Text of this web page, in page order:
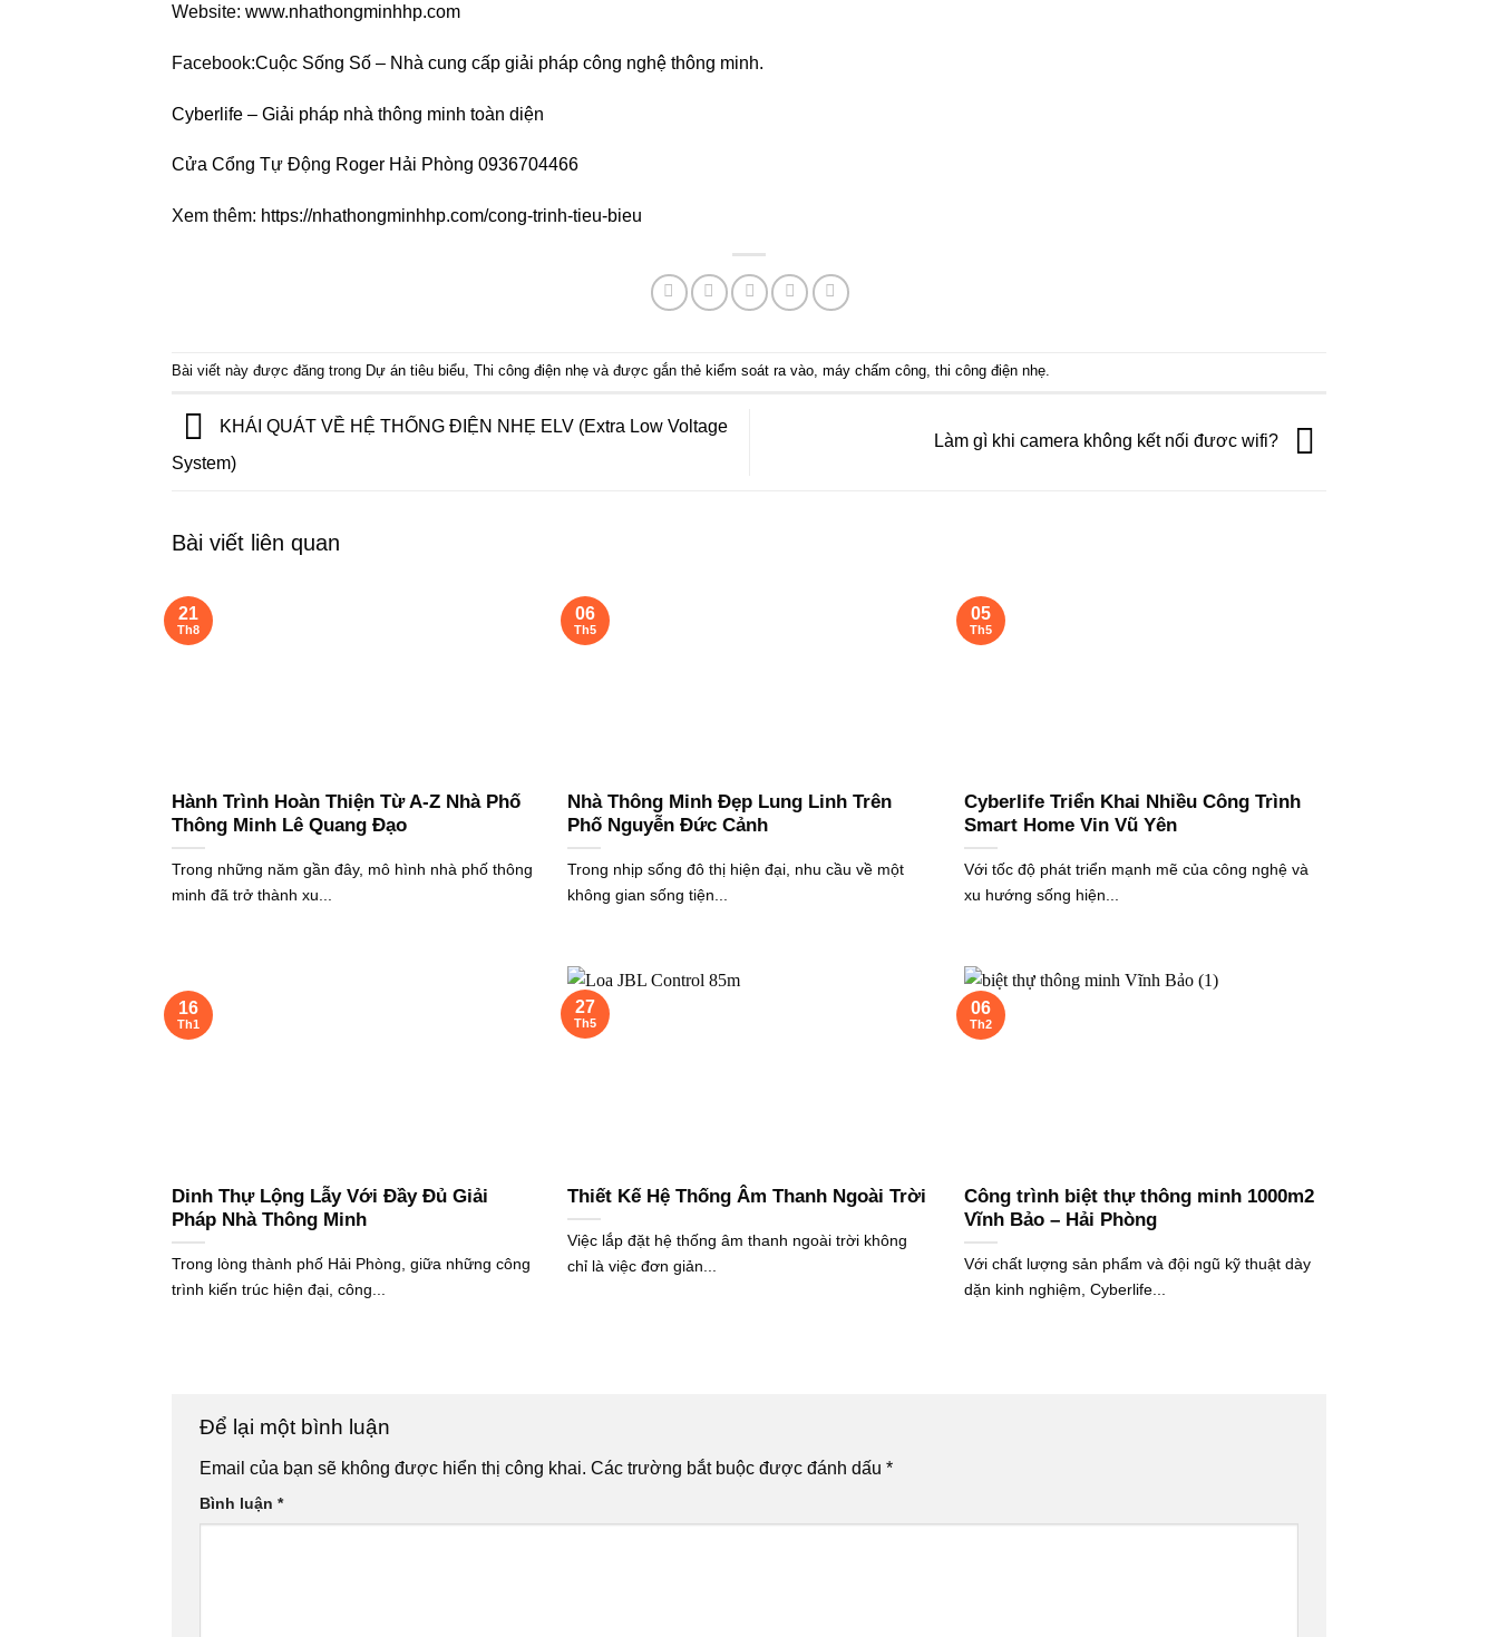
Website: www.nhathongminhhp.com
Facebook:Cuộc Sống Số – Nhà cung cấp giải pháp công nghệ thông minh.
Cyberlife – Giải pháp nhà thông minh toàn diện
Cửa Cổng Tự Động Roger Hải Phòng 0936704466
Xem thêm: https://nhathongminhhp.com/cong-trinh-tieu-bieu
Bài viết này được đăng trong Dự án tiêu biểu, Thi công điện nhẹvà được gắn thẻ kiểm soát ra vào, máy chấm công, thi công điện nhẹ.
KHÁI QUÁT VỀ HỆ THỐNG ĐIỆN NHẸ ELV (Extra Low Voltage
System)
Làm gì khi camera không kết nối đươc wifi?
Bài viết liên quan
Hành Trình Hoàn Thiện Từ A-Z Nhà Phố
Thông Minh Lê Quang Đạo
Trong những năm gần đây, mô hình nhà phố thông
minh đã trở thành xu...
21
Th8
Nhà Thông Minh Đẹp Lung Linh Trên
Phố Nguyễn Đức Cảnh
Trong nhịp sống đô thị hiện đại, nhu cầu về một
không gian sống tiện...
06
Th5
Cyberlife Triển Khai Nhiều Công Trình
Smart Home Vin Vũ Yên
Với tốc độ phát triển mạnh mẽ của công nghệ và
xu hướng sống hiện...
05
Th5
Dinh Thự Lộng Lẫy Với Đầy Đủ Giải
Pháp Nhà Thông Minh
Trong lòng thành phố Hải Phòng, giữa những công
trình kiến trúc hiện đại, công...
16
Th1
Thiết Kế Hệ Thống Âm Thanh Ngoài Trời
Việc lắp đặt hệ thống âm thanh ngoài trời không
chỉ là việc đơn giản...
27
Th5
Công trình biệt thự thông minh 1000m2
Vĩnh Bảo – Hải Phòng
Với chất lượng sản phẩm và đội ngũ kỹ thuật dày
dặn kinh nghiệm, Cyberlife...
06
Th2
Để lại một bình luận
Email của bạn sẽ không được hiển thị công khai. Các trường bắt buộc được đánh dấu *
Bình luận *